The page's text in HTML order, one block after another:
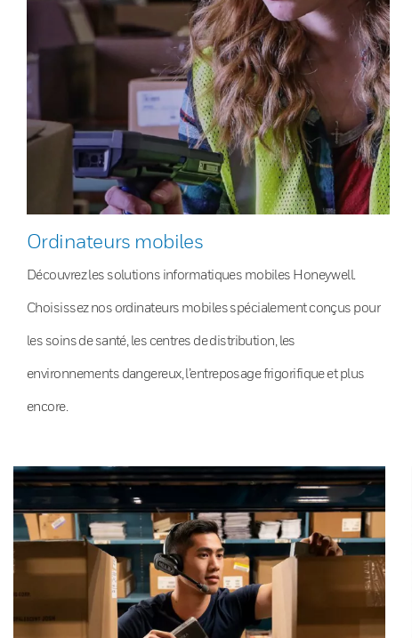
Ordinateurs mobiles
Découvrez les solutions informatiques mobiles Honeywell.
Choisissez nos ordinateurs mobiles spécialement conçus pour
les soins de santé, les centres de distribution, les
environnements dangereux, l’entreposage frigorifique et plus
encore.